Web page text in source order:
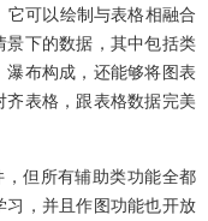
可以绘制与表格相融合
下的数据，其中包括类
布构成，还能够将图表
表格，跟表格数据完美
但所有辅助类功能全都
，并且作图功能也开放